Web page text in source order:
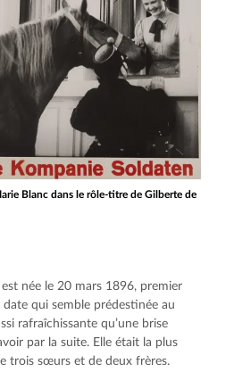
Blanc dans le rôle-titre de Gilberte de
née le 20 mars 1896, premier
qui semble prédestinée au
rafraîchissante qu’une brise
par la suite. Elle était la plus
trois sœurs et de deux frères.